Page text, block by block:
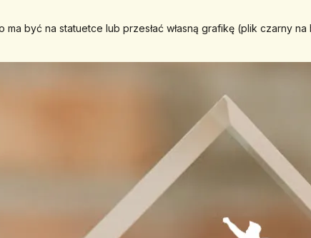
ma być na statuetce lub przesłać własną grafikę (plik czarny